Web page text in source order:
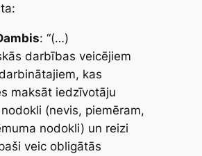
: “(…)
darbības veicējiem
kas
maksāt iedzīvotāju
(nevis, piemēram,
nodokli) un reizi
veic obligātās